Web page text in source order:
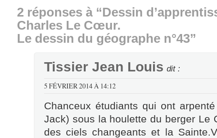
2 réponses à “Dessin
Charles Le Cœur.
Le dessin du géographe n°43”
Tissier Jean Louis dit :
5 FÉVRIER 2014 À 14:12
Chanceux étudiants qui ont
Jack) sous la houlette du berger Le
des ciels changeants et la